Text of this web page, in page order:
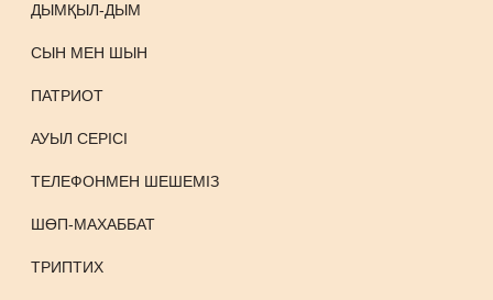
ДЫМҚЫЛ-ДЫМ
СЫН МЕН ШЫН
ПАТРИОТ
АУЫЛ СЕРІСІ
ТЕЛЕФОНМЕН ШЕШЕМІЗ
ШӨП-МАХАББАТ
ТРИПТИХ